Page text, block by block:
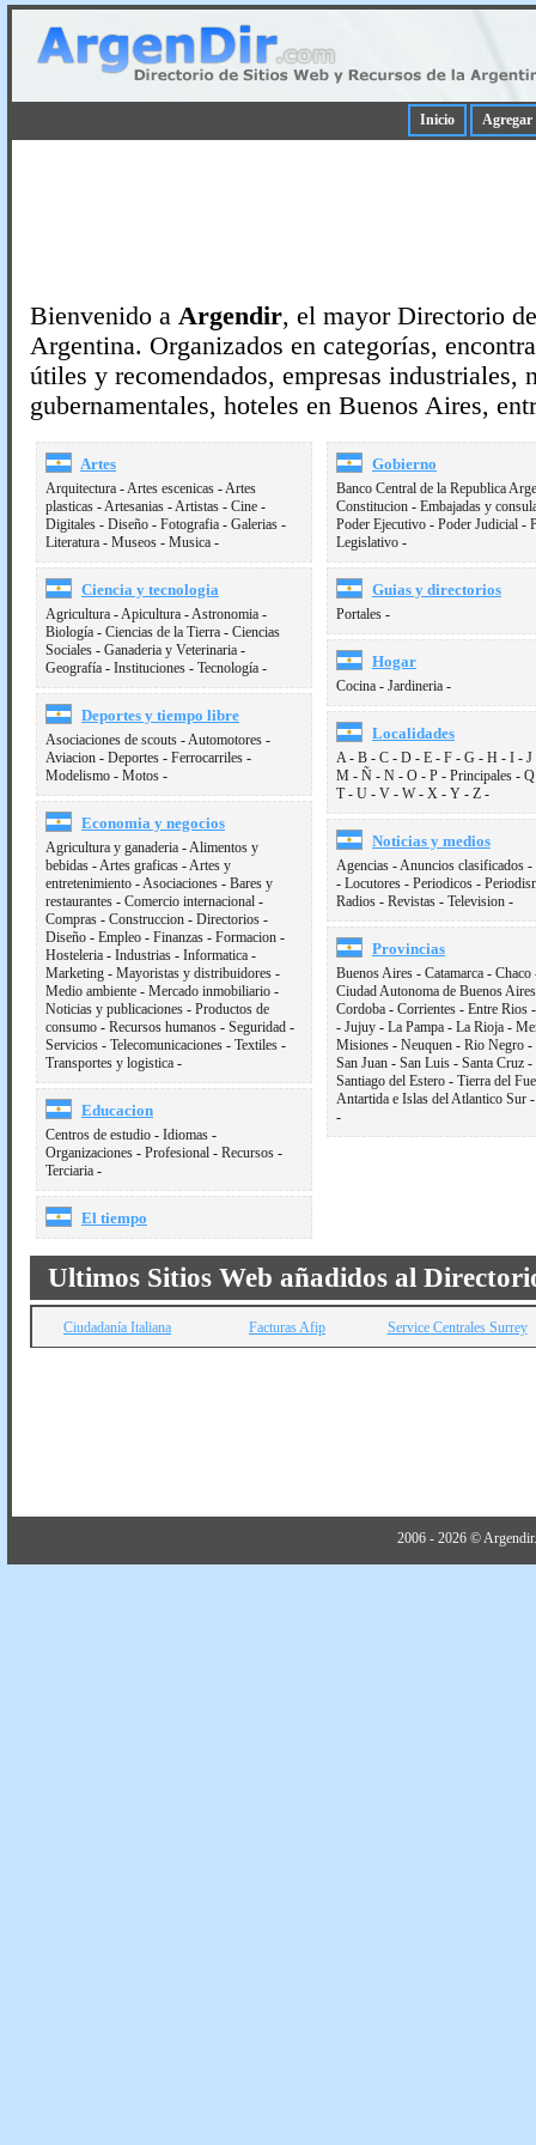
Inicio Agregar
Bienvenido a Argendir, el mayor Directorio
Argentina. Organizados en categorías,
útiles y recomendados, empresas industriales,
gubernamentales, hoteles en Buenos Aires,
Artes
Arquitectura -Artes escenicas -Artes
plasticas -Artesanias -Artistas - Cine -
Digitales - Diseño - Fotografia - Galerias -
Literatura - Museos - Musica -
Ciencia y tecnologia
Agricultura -Apicultura -Astronomia -
Biologí­a - Ciencias de la Tierra - Ciencias
Sociales - Ganaderia y Veterinaria -
Geografí­a - Instituciones - Tecnologí­a -
Deportes y tiempo libre
Asociaciones de scouts -Automotores -
Aviacion - Deportes - Ferrocarriles -
Modelismo - Motos -
Economia y negocios
Agricultura y ganaderia -Alimentos y
bebidas -Artes graficas -Artes y
entretenimiento -Asociaciones - Bares y
restaurantes - Comercio internacional -
Compras - Construccion - Directorios -
Diseño - Empleo - Finanzas - Formacion -
Hosteleria - Industrias - Informatica -
Marketing - Mayoristas y distribuidores -
Medio ambiente - Mercado inmobiliario -
Noticias y publicaciones - Productos de
consumo - Recursos humanos - Seguridad -
Servicios - Telecomunicaciones - Textiles -
Transportes y logistica -
Educacion
Centros de estudio - Idiomas -
Organizaciones - Profesional - Recursos -
Terciaria -
El tiempo
Gobierno
Banco Central de la Republica
Constitucion - Embajadas y
Poder Ejecutivo - Poder Judicial -
Legislativo -
Guias y directorios
Portales -
Hogar
Cocina - Jardineria -
Localidades
A- B - C - D - E - F - G - H - I - J
M - Ñ - N - O - P - Principales - Q
T- U - V - W- X - Y - Z -
Noticias y medios
Agencias -Anuncios clasificados -
- Locutores - Periodicos -
Radios - Revistas - Television -
Provincias
Buenos Aires - Catamarca - Chaco
Ciudad Autonoma de Buenos Aires
Cordoba - Corrientes - Entre Rios
- Jujuy - La Pampa - La Rioja -
Misiones - Neuquen - Rio Negro -
San Juan - San Luis - Santa Cruz -
Santiago del Estero - Tierra del
Antartida e Islas del Atlantico Sur
-
Ultimos Sitios Web añadidos al
Ciudadanía Italiana Facturas Afip Service Centrales Surrey
2006 - 2026 ©